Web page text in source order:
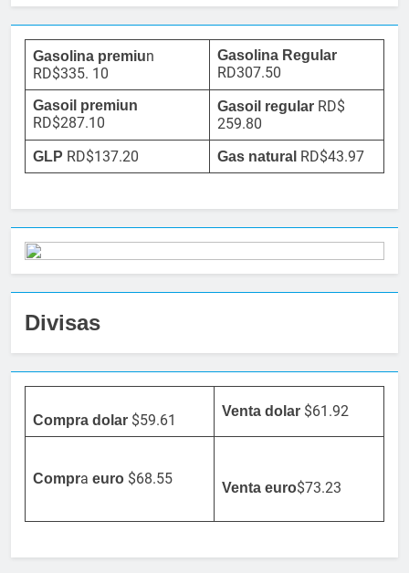
Gasolina premiun
RD$335. 10
Gasolina Regular
RD307.50
Gasoil premiun
RD$287.10
Gasoil regular RD$
259.80
GLP RD$137.20 Gas natural RD$43.97
Divisas
Compra dolar $59.61
Venta dolar $61.92
Compra euro $68.55
Venta euro$73.23